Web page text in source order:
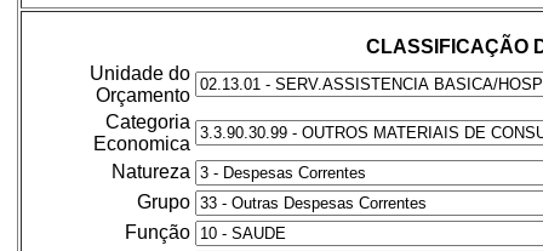
CLASSIFICAÇÃO
Unidade do
Orçamento
Categoria
Economica
Natureza
Grupo
Função